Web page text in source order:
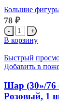
Большие
78 ₽
Количество
товара
Шар
(30''/76
см)
Космонавт,
Градиент,
1
В корзину
Быстрый
Добавить в
Шар (30»/
Розовый, 1